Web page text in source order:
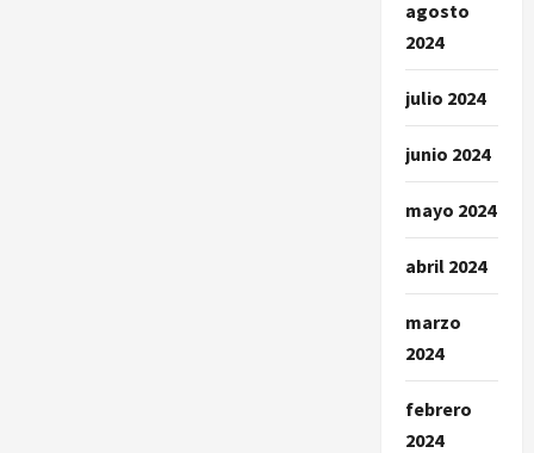
agosto
2024
julio 2024
junio 2024
mayo 2024
abril 2024
marzo
2024
febrero
2024